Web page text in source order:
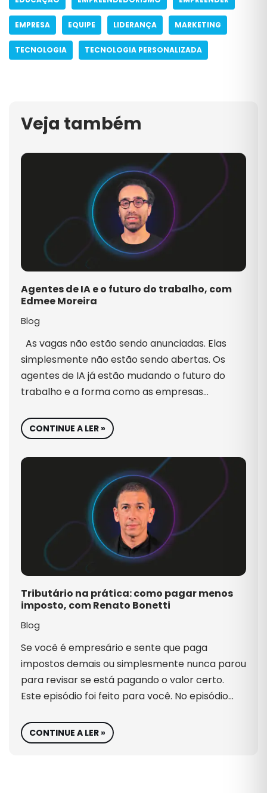
EMPRESA EQUIPE LIDERANÇA MARKETING
TECNOLOGIA TECNOLOGIA PERSONALIZADA
Veja também
Agentes de IA e o futuro do trabalho, com
Edmee Moreira
Blog
As vagas não estão sendo anunciadas. Elas
simplesmente não estão sendo abertas. Os
agentes de IA já estão mudando o futuro do
trabalho e a forma como as empresas…
CONTINUE A LER »
Tributário na prática: como pagar menos
imposto, com Renato Bonetti
Blog
Se você é empresário e sente que paga
impostos demais ou simplesmente nunca parou
para revisar se está pagando o valor certo.
Este episódio foi feito para você. No episódio…
CONTINUE A LER »